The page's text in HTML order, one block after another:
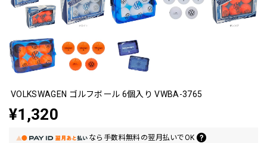
VOLKSWAGEN ゴルフボール 6個入り VWBA-3765
¥1,320
なら 手数料無料の翌月払いでOK